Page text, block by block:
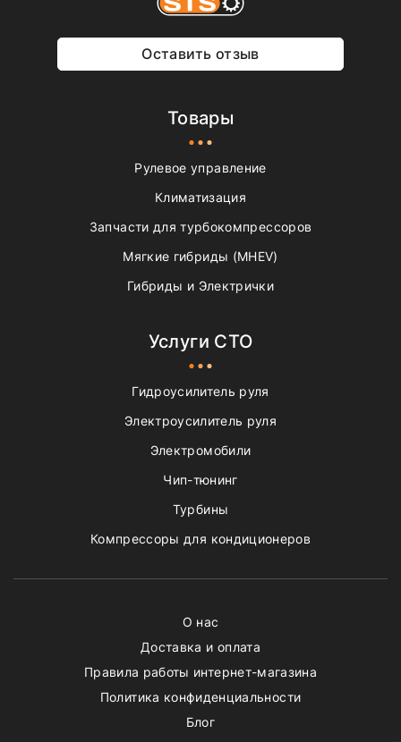
Оставить отзыв
Товары
Рулевое управление
Климатизация
Запчасти для турбокомпрессоров
Мягкие гибриды (MHEV)
Гибриды и Электрички
Услуги СТО
Гидроусилитель руля
Электроусилитель руля
Электромобили
Чип-тюнинг
Турбины
Компрессоры для кондиционеров
О нас
Доставка и оплата
Правила работы интернет-магазина
Политика конфиденциальности
Блог